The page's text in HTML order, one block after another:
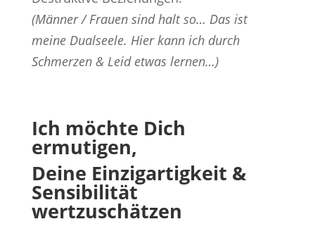
(Männer / Frauen sind halt so… Das ist
meine Dualseele. Hier kann ich durch
Schmerzen & Leid etwas lernen…)
Ich möchte Dich
ermutigen,
Deine Einzigartigkeit &
Sensibilität
wertzuschätzen